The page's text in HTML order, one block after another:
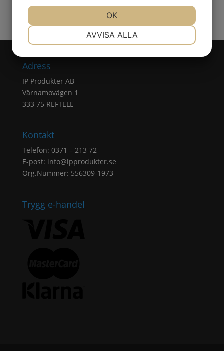
Kampanjer
Adress
IP Produkter AB
Värnamovägen 1
333 75 REFTELE
Kontakt
Telefon: 0371 – 213 72
E-post: info@ipprodukter.se
Org.Nummer: 556309-1973
Trygg e-handel
MARKNADSFÖRING
AVVISA ALLA
OK